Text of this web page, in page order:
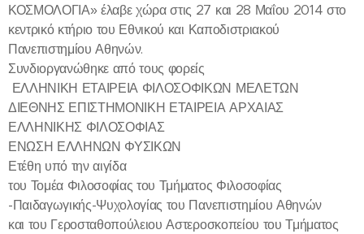
ΚΟΣΜΟΛΟΓΙΑ» έλαβε χώρα στις 27 και 28 Μαΐου 2014 στο
κεντρικό κτήριο του Εθνικού και Καποδιστριακού
Πανεπιστημίου Αθηνών.
Συνδιοργανώθηκε από τους φορείς
ΕΛΛΗΝΙΚΗ ΕΤΑΙΡΕΙΑ ΦΙΛΟΣΟΦΙΚΩΝ ΜΕΛΕΤΩΝ
ΔΙΕΘΝΗΣ ΕΠΙΣΤΗΜΟΝΙΚΗ ΕΤΑΙΡΕΙΑ ΑΡΧΑΙΑΣ
ΕΛΛΗΝΙΚΗΣ ΦΙΛΟΣΟΦΙΑΣ
ΕΝΩΣΗ ΕΛΛΗΝΩΝ ΦΥΣΙΚΩΝ
Ετέθη υπό την αιγίδα
του Τομέα Φιλοσοφίας του Τμήματος Φιλοσοφίας
-Παιδαγωγικής-Ψυχολογίας του Πανεπιστημίου Αθηνών
και του Γεροσταθοπούλειου Αστεροσκοπείου του Τμήματος